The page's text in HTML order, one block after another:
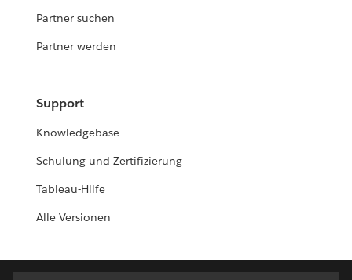
Partner suchen
Partner werden
Support
Knowledgebase
Schulung und Zertifizierung
Tableau-Hilfe
Alle Versionen